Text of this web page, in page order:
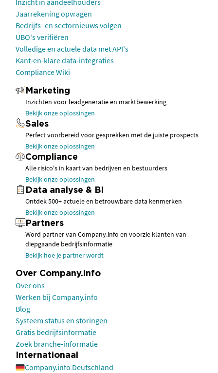
Inzicht in aandeelhouders
Jaarrekening opvragen
Bedrijfs- en sectornieuws volgen
UBO's verifiëren
Volledige en actuele data met API's
Kant-en-klare data-integraties
Compliance Wiki
Marketing
Inzichten voor leadgeneratie en marktbewerking
Bekijk onze oplossingen
Sales
Perfect voorbereid voor gesprekken met de juiste prospects
Bekijk onze oplossingen
Compliance
Alle risico's in kaart van bedrijven en bestuurders
Bekijk onze oplossingen
Data analyse & BI
Ontdek 500+ actuele en betrouwbare data kenmerken
Bekijk onze oplossingen
Partners
Word partner van Company.info en voorzie klanten van
diepgaande bedrijfsinformatie
Bekijk hoe je partner wordt
Over Company.info
Over ons
Werken bij Company.info
Blog
Systeem status en storingen
Gratis bedrijfsinformatie
Zoek branche-informatie
Internationaal
Company.info Deutschland